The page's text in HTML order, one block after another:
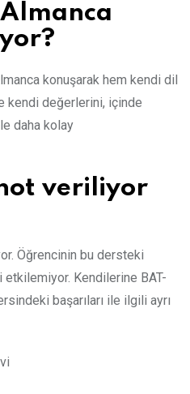
konuşarak hem kendi dil
kendi değerlerini, içinde
daha kolay
veriliyor
Öğrencinin bu dersteki
etkilemiyor. Kendilerine BAT-
başarıları ile ilgili ayrı